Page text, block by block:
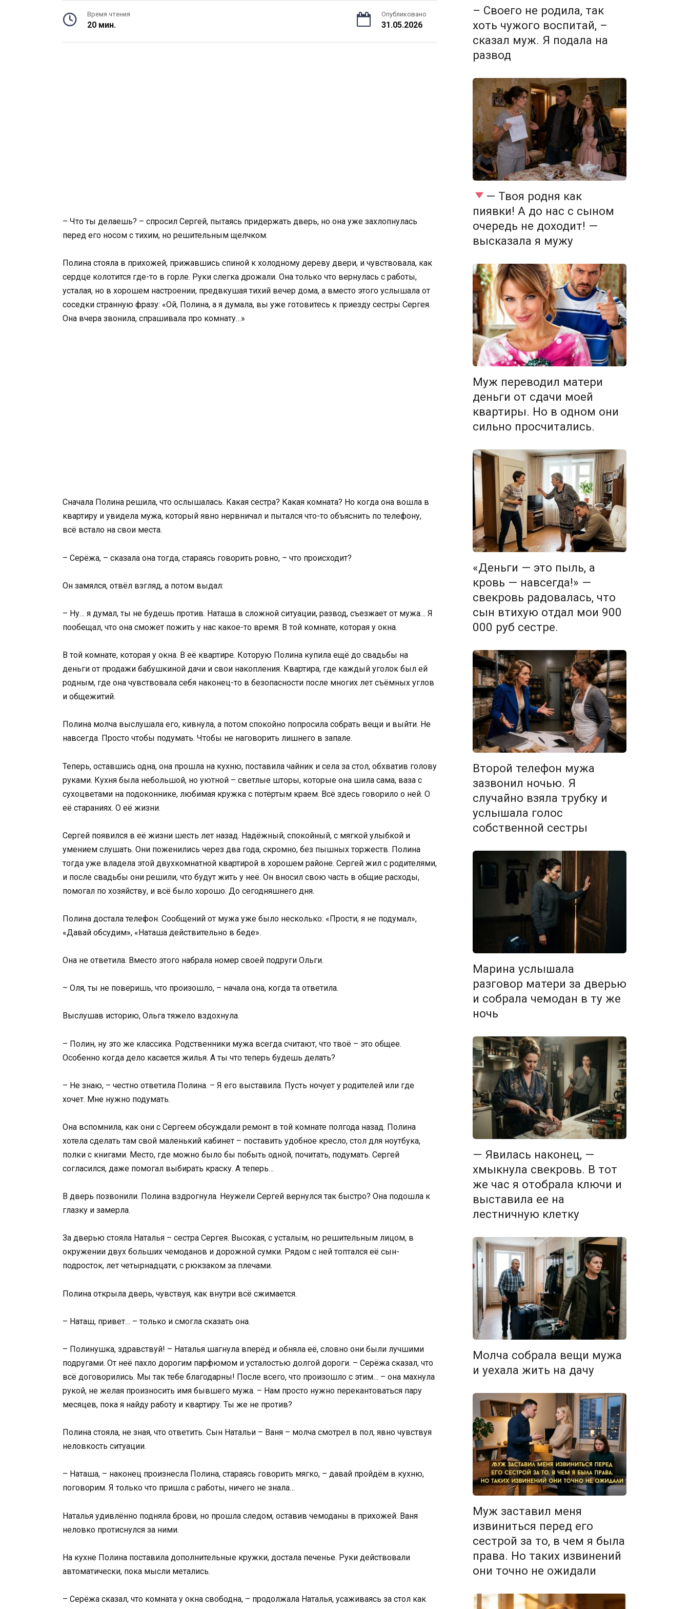
Время чтения
20 мин.
Опубликовано
31.05.2026
– Что ты делаешь? – спросил Сергей, пытаясь придержать дверь, но она уже захлопнулась
перед его носом с тихим, но решительным щелчком.
Полина стояла в прихожей, прижавшись спиной к холодному дереву двери, и чувствовала, как
сердце колотится где-то в горле. Руки слегка дрожали. Она только что вернулась с работы,
усталая, но в хорошем настроении, предвкушая тихий вечер дома, а вместо этого услышала от
соседки странную фразу: «Ой, Полина, а я думала, вы уже готовитесь к приезду сестры Сергея.
Она вчера звонила, спрашивала про комнату…»
Сначала Полина решила, что ослышалась. Какая сестра? Какая комната? Но когда она вошла в
квартиру и увидела мужа, который явно нервничал и пытался что-то объяснить по телефону,
всё встало на свои места.
– Серёжа, – сказала она тогда, стараясь говорить ровно, – что происходит?
Он замялся, отвёл взгляд, а потом выдал:
– Ну… я думал, ты не будешь против. Наташа в сложной ситуации, развод, съезжает от мужа… Я
пообещал, что она сможет пожить у нас какое-то время. В той комнате, которая у окна.
В той комнате, которая у окна. В её квартире. Которую Полина купила ещё до свадьбы на
деньги от продажи бабушкиной дачи и свои накопления. Квартира, где каждый уголок был ей
родным, где она чувствовала себя наконец-то в безопасности после многих лет съёмных углов
и общежитий.
Полина молча выслушала его, кивнула, а потом спокойно попросила собрать вещи и выйти. Не
навсегда. Просто чтобы подумать. Чтобы не наговорить лишнего в запале.
Теперь, оставшись одна, она прошла на кухню, поставила чайник и села за стол, обхватив голову
руками. Кухня была небольшой, но уютной – светлые шторы, которые она шила сама, ваза с
сухоцветами на подоконнике, любимая кружка с потёртым краем. Всё здесь говорило о ней. О
её стараниях. О её жизни.
Сергей появился в её жизни шесть лет назад. Надёжный, спокойный, с мягкой улыбкой и
умением слушать. Они поженились через два года, скромно, без пышных торжеств. Полина
тогда уже владела этой двухкомнатной квартирой в хорошем районе. Сергей жил с родителями,
и после свадьбы они решили, что будут жить у неё. Он вносил свою часть в общие расходы,
помогал по хозяйству, и всё было хорошо. До сегодняшнего дня.
Полина достала телефон. Сообщений от мужа уже было несколько: «Прости, я не подумал»,
«Давай обсудим», «Наташа действительно в беде».
Она не ответила. Вместо этого набрала номер своей подруги Ольги.
– Оля, ты не поверишь, что произошло, – начала она, когда та ответила.
Выслушав историю, Ольга тяжело вздохнула.
– Полин, ну это же классика. Родственники мужа всегда считают, что твоё – это общее.
Особенно когда дело касается жилья. А ты что теперь будешь делать?
– Не знаю, – честно ответила Полина. – Я его выставила. Пусть ночует у родителей или где
хочет. Мне нужно подумать.
Она вспомнила, как они с Сергеем обсуждали ремонт в той комнате полгода назад. Полина
хотела сделать там свой маленький кабинет – поставить удобное кресло, стол для ноутбука,
полки с книгами. Место, где можно было бы побыть одной, почитать, подумать. Сергей
согласился, даже помогал выбирать краску. А теперь…
В дверь позвонили. Полина вздрогнула. Неужели Сергей вернулся так быстро? Она подошла к
глазку и замерла.
За дверью стояла Наталья – сестра Сергея. Высокая, с усталым, но решительным лицом, в
окружении двух больших чемоданов и дорожной сумки. Рядом с ней топтался её сын-
подросток, лет четырнадцати, с рюкзаком за плечами.
Полина открыла дверь, чувствуя, как внутри всё сжимается.
– Наташ, привет… – только и смогла сказать она.
– Полинушка, здравствуй! – Наталья шагнула вперёд и обняла её, словно они были лучшими
подругами. От неё пахло дорогим парфюмом и усталостью долгой дороги. – Серёжа сказал, что
всё договорились. Мы так тебе благодарны! После всего, что произошло с этим… – она махнула
рукой, не желая произносить имя бывшего мужа. – Нам просто нужно перекантоваться пару
месяцев, пока я найду работу и квартиру. Ты же не против?
Полина стояла, не зная, что ответить. Сын Натальи – Ваня – молча смотрел в пол, явно чувствуя
неловкость ситуации.
– Наташа, – наконец произнесла Полина, стараясь говорить мягко, – давай пройдём в кухню,
поговорим. Я только что пришла с работы, ничего не знала…
Наталья удивлённо подняла брови, но прошла следом, оставив чемоданы в прихожей. Ваня
неловко протиснулся за ними.
На кухне Полина поставила дополнительные кружки, достала печенье. Руки действовали
автоматически, пока мысли метались.
– Серёжа сказал, что комната у окна свободна, – продолжала Наталья, усаживаясь за стол как
– Своего не родила, так
хоть чужого воспитай, –
сказал муж. Я подала на
развод
— Твоя родня как
пиявки! А до нас с сыном
очередь не доходит! —
высказала я мужу
Муж переводил матери
деньги от сдачи моей
квартиры. Но в одном они
сильно просчитались.
«Деньги — это пыль, а
кровь — навсегда!» —
свекровь радовалась, что
сын втихую отдал мои 900
000 руб сестре.
Второй телефон мужа
зазвонил ночью. Я
случайно взяла трубку и
услышала голос
собственной сестры
Марина услышала
разговор матери за дверью
и собрала чемодан в ту же
ночь
— Явилась наконец, —
хмыкнула свекровь. В тот
же час я отобрала ключи и
выставила ее на
лестничную клетку
Молча собрала вещи мужа
и уехала жить на дачу
Муж заставил меня
извиниться перед его
сестрой за то, в чем я была
права. Но таких извинений
они точно не ожидали